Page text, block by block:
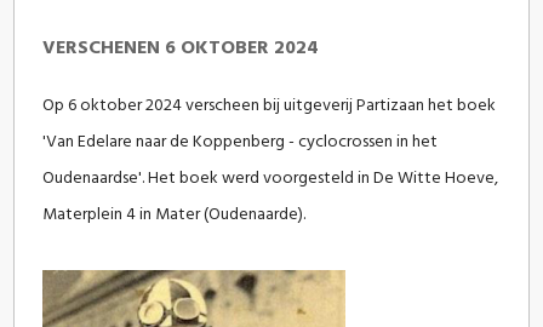
VERSCHENEN 6 OKTOBER 2024
Op 6 oktober 2024 verscheen bij uitgeverij Partizaan het boek
'Van Edelare naar de Koppenberg - cyclocrossen in het
Oudenaardse'. Het boek werd voorgesteld in De Witte Hoeve,
Materplein 4 in Mater (Oudenaarde).